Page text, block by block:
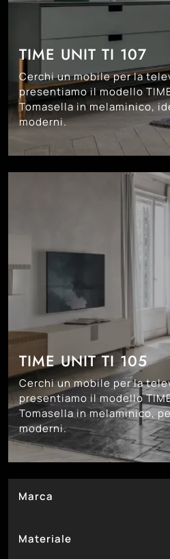
Marca
Materiale
TIME UNIT TI 107
Cerchi un mobile per la
presentiamo il modello
Tomasella in melaminico,
moderni.
TIME UNIT TI 105
Cerchi un mobile per la
presentiamo il modello
Tomasella in melaminico,
moderni.